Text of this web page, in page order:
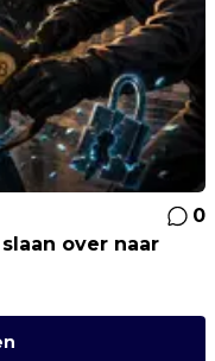
0
over naar